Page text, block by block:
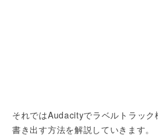
それではAudacityでラベルトラッ
書き出す方法を解説していきます。